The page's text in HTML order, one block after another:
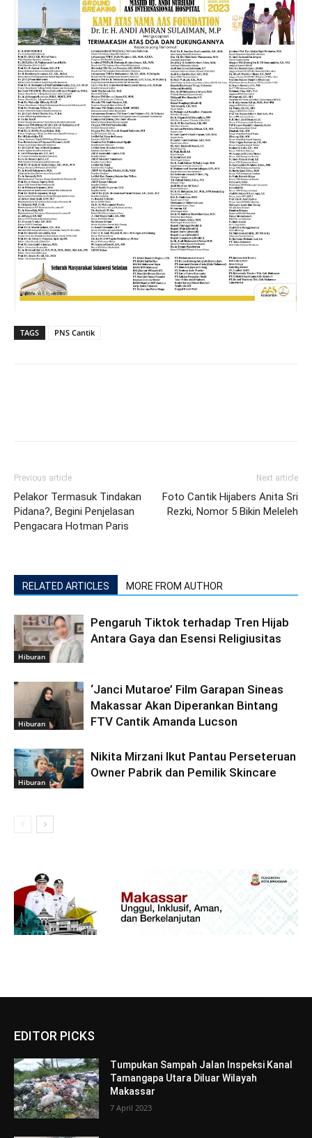
TAGS PNS Cantik
Previous article
Pelakor Termasuk Tindakan
Pidana?, Begini Penjelasan
Pengacara Hotman Paris
Next article
Foto Cantik Hijabers Anita Sri
Rezki, Nomor 5 Bikin Meleleh
RELATED ARTICLES MORE FROM AUTHOR
Hiburan
Pengaruh Tiktok terhadap Tren Hijab
Antara Gaya dan Esensi Religiusitas
Hiburan
‘Janci Mutaroe’ Film Garapan Sineas
Makassar Akan Diperankan Bintang
FTV Cantik Amanda Lucson
Hiburan
Nikita Mirzani Ikut Pantau Perseteruan
Owner Pabrik dan Pemilik Skincare
EDITOR PICKS
Tumpukan Sampah Jalan Inspeksi Kanal
Tamangapa Utara Diluar Wilayah
Makassar
7 April 2023